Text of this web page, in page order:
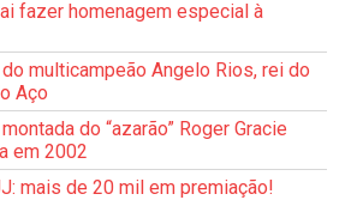
fazer homenagem especial à
multicampeão Angelo Rios, rei do
Aço
do “azarão” Roger Gracie
em 2002
mais de 20 mil em premiação!